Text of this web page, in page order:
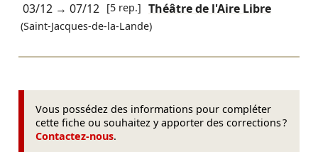
03/12→ 07/12 [5 rep.] Théâtre de l'Aire Libre
(Saint-Jacques-de-la-Lande)
Vous possédez des informations pour compléter
cette fiche ou souhaitez y apporter des corrections ?
Contactez-nous.